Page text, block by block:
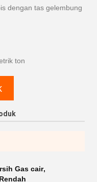
dengan tas gelembung
ton
Gas cair,